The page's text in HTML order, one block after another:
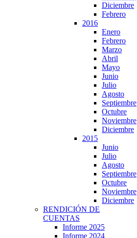
Diciembre
Febrero
2016
Enero
Febrero
Marzo
Abril
Mayo
Junio
Julio
Agosto
Septiembre
Octubre
Noviembre
Diciembre
2015
Junio
Julio
Agosto
Septiembre
Octubre
Noviembre
Diciembre
RENDICIÓN DE
CUENTAS
Informe 2025
Informe 2024